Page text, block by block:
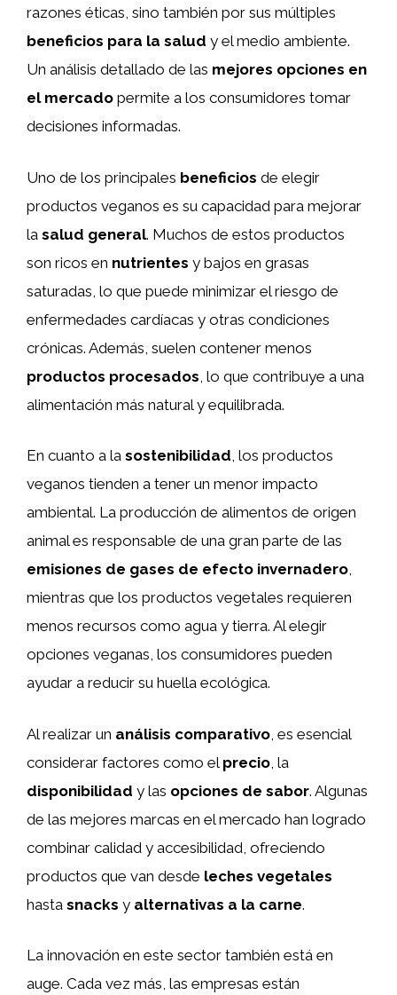
razones éticas, sino también por sus múltiples
beneficios para la salud y el medio ambiente.
Un análisis detallado de las mejores opciones en
el mercado permite a los consumidores tomar
decisiones informadas.
Uno de los principales beneficios de elegir
productos veganos es su capacidad para mejorar
la salud general. Muchos de estos productos
son ricos en nutrientes y bajos en grasas
saturadas, lo que puede minimizar el riesgo de
enfermedades cardíacas y otras condiciones
crónicas. Además, suelen contener menos
productos procesados , lo que contribuye a una
alimentación más natural y equilibrada.
En cuanto a la sostenibilidad, los productos
veganos tienden a tener un menor impacto
ambiental. La producción de alimentos de origen
animal es responsable de una gran parte de las
emisiones de gases de efecto invernadero,
mientras que los productos vegetales requieren
menos recursos como agua y tierra. Al elegir
opciones veganas, los consumidores pueden
ayudar a reducir su huella ecológica.
Al realizar un análisis comparativo , es esencial
considerar factores como el precio , la
disponibilidad y las opciones de sabor. Algunas
de las mejores marcas en el mercado han logrado
combinar calidad y accesibilidad, ofreciendo
productos que van desde leches vegetales
hasta snacks y alternativas a la carne.
La innovación en este sector también está en
auge. Cada vez más, las empresas están